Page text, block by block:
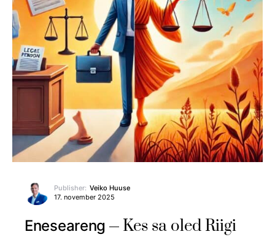
Publisher: Veiko Huuse
17. november 2025
Eneseareng
Kes sa oled Riigi